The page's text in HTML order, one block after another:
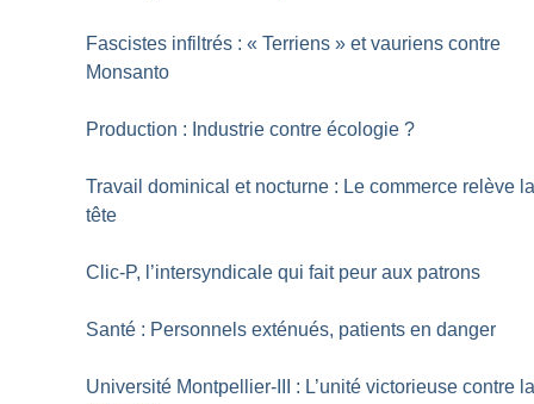
Fascistes infiltrés : « Terriens » et vauriens contre
Monsanto
Production : Industrie contre écologie ?
Travail dominical et nocturne : Le commerce relève
tête
Clic-P, l’intersyndicale qui fait peur aux patrons
Santé : Personnels exténués, patients en danger
Université Montpellier-III : L’unité victorieuse contre